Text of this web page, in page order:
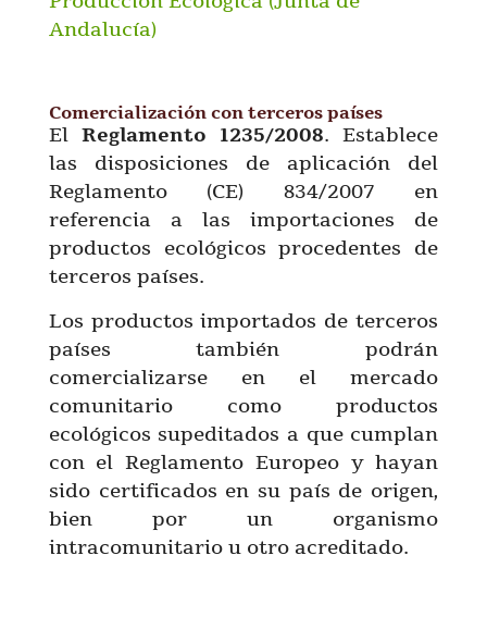
Andalucía)
Comercialización con terceros países
El Reglamento 1235/2008. Establece
las disposiciones de aplicación del
Reglamento (CE) 834/2007 en
referencia a las importaciones de
productos ecológicos procedentes de
terceros países.
Los productos importados de terceros
países también podrán
comercializarse en el mercado
comunitario como productos
ecológicos supeditados a que cumplan
con el Reglamento Europeo y hayan
sido certificados en su país de origen,
bien por un organismo
intracomunitario u otro acreditado.